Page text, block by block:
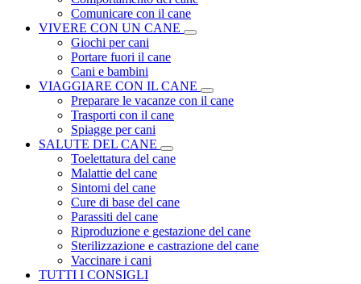
Comunicare con il cane
VIVERE CON UN CANE
Giochi per cani
Portare fuori il cane
Cani e bambini
VIAGGIARE CON IL CANE
Preparare le vacanze con il cane
Trasporti con il cane
Spiagge per cani
SALUTE DEL CANE
Toelettatura del cane
Malattie del cane
Sintomi del cane
Cure di base del cane
Parassiti del cane
Riproduzione e gestazione del cane
Sterilizzazione e castrazione del cane
Vaccinare i cani
TUTTI I CONSIGLI